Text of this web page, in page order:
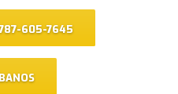
787-605-7645